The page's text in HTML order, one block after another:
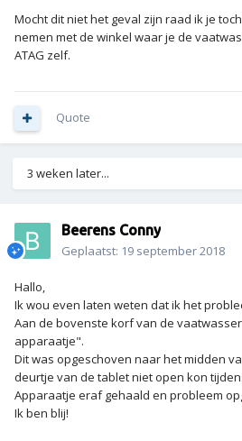
Mocht dit niet het geval zijn raad ik je
nemen met de winkel waar je de
ATAG zelf.
Quote
3 weken later...
Beerens Conny
Geplaatst: 19 september 2018
Hallo,
Ik wou even laten weten dat ik het
Aan de bovenste korf van de
apparaatje".
Dit was opgeschoven naar het midden
deurtje van de tablet niet open kon
Apparaatje eraf gehaald en probleem
Ik ben blij!